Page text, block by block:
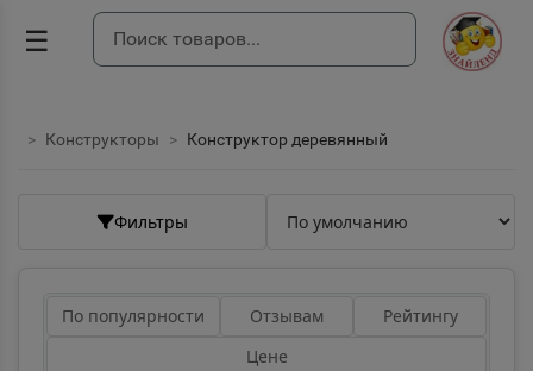
☰
Конструкторы Конструктор деревянный
Фильтры
По популярности Отзывам
Рейтингу
Цене